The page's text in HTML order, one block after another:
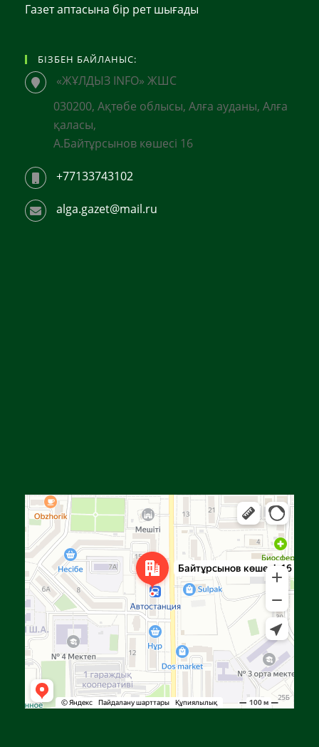
Газет аптасына бір рет шығады
БІЗБЕН БАЙЛАНЫС:
«ЖҰЛДЫЗ INFO» ЖШС
030200, Ақтөбе облысы, Алға ауданы, Алға
қаласы,
А.Байтұрсынов көшесі 16
+77133743102
alga.gazet@mail.ru
Яндекс Карталар — көлік, навигация, орындарды іздеу